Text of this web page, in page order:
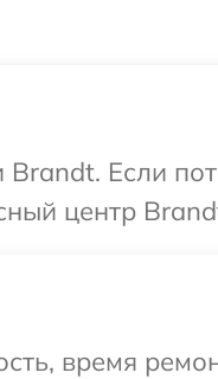
Если
центр
время